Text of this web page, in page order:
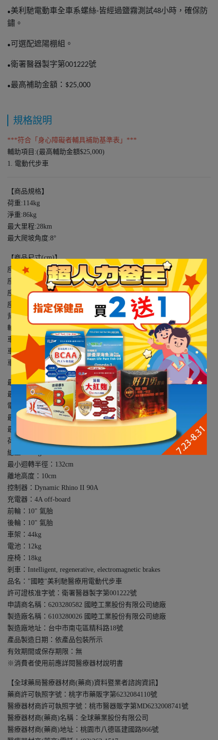
●美利馳電動車全車系螺絲-皆經過鹽霧測試48小時，確保防
鏽。
●可選配遮陽棚組。
●衛署醫器製字第001222號
●最高補助金額： $25,000
規格說明
***符合「身心障礙者輔具補助基準表」***
輔助項目:(最高輔助金額$25,000)
1. 電動代步車
【商品規格】
荷重:114kg
淨重:86kg
最大里程:28km
最大爬坡角度:8°
【商品尺寸(cm)】
座寬：46
座長：40
座椅離地：56-64
座椅離踏板：41-48
背高：51
軸距：84
車長展開後： 展開後：120
車高展開後：折疊後：115
車寬：58
最大里程數：28km
最高時速：依國家安全標準認證
電池：12V / 34AH x 2pcs
最大功率：DC24V, 210W(Rating) / 715W(Max)
最大爬坡角度：8°
荷重：114kg
總重：86kg
最小迴轉半徑：132cm
離地高度：10cm
控制器：Dynamic Rhino II 90A
充電器：4A off-board
前輪：10" 氣胎
後輪：10" 氣胎
車架：44kg
電池：12kg
座椅：18kg
剎車：Intelligent, regenerative, electromagnetic brakes
品名："國睦"美利馳醫療用電動代步車
許可證核准字號：衛署醫器製字第001222號
申請商名稱：6203280582 國睦工業股份有限公司總廠
製造廠名稱：6103280026 國睦工業股份有限公司總廠
製造廠地址：台中市南屯區精科路18號
產品製造日期：依產品包裝所示
有效期間或保存期限：無
※消費者使用前應詳閱醫療器材說明書
【全球藥局醫療器材商(藥商)資料暨業者諮詢資訊】
藥商許可執照字號：桃字市藥販字第6232084110號
醫療器材商許可執照字號：桃市醫器販字第MD6232008741號
醫療器材商(藥商)名稱：全球藥業股份有限公司
醫療器材商(藥商)地址：桃園市八德區建國路866號